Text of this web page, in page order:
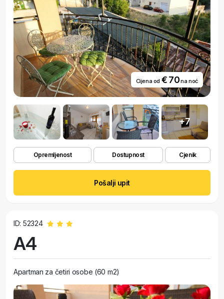
Cijena od € 70na noć
+7
Opremljenost Dostupnost Cjenik
Pošalji upit
ID: 52324
A4
Apartman za četiri osobe (60 m2)